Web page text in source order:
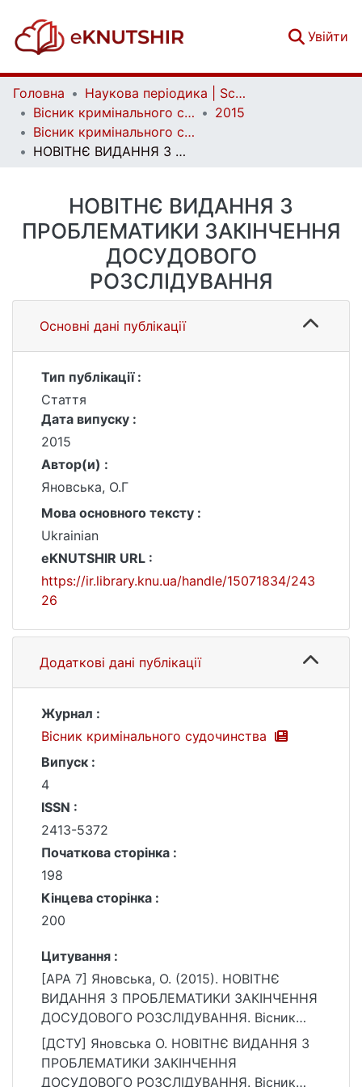
Увійти
Головна
Наукова періодика | Scientific periodicals
Вісник кримінального судочинства | Herald of criminal justice
2015
Вісник кримінального судочинства. № 4
НОВІТНЄ ВИДАННЯ З ПРОБЛЕМАТИКИ ЗАКІНЧЕННЯ ДОСУДОВОГО РОЗСЛІДУВАННЯ
НОВІТНЄ ВИДАННЯ З
ПРОБЛЕМАТИКИ ЗАКІНЧЕННЯ
ДОСУДОВОГО
РОЗСЛІДУВАННЯ
Основні дані публікації
Тип публікації :
Стаття
Дата випуску :
2015
Автор(и) :
Яновська, О.Г
Мова основного тексту :
Ukrainian
eKNUTSHIR URL :
https://ir.library.knu.ua/handle/15071834/243
26
Додаткові дані публікації
Журнал :
Вісник кримінального судочинства
Випуск :
4
ISSN :
2413-5372
Початкова сторінка :
198
Кінцева сторінка :
200
Цитування :
[APA 7] Яновська, О. (2015). НОВІТНЄ
ВИДАННЯ З ПРОБЛЕМАТИКИ ЗАКІНЧЕННЯ
ДОСУДОВОГО РОЗСЛІДУВАННЯ. Вісник
кримінального судочинства, (4), 198–200.
https://ir.library.knu.ua/handle/15071834/243
26
[ДСТУ] Яновська О. НОВІТНЄ ВИДАННЯ З
ПРОБЛЕМАТИКИ ЗАКІНЧЕННЯ
ДОСУДОВОГО РОЗСЛІДУВАННЯ. Вісник